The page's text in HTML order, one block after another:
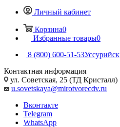
Личный кабинет
Корзина0
Избранные товары0
8 (800) 600-51-53Уссурийск
Контактная информация
ул. Советская, 25 (ТД Кристалл)
u.sovetskaya@mirotvorecdv.ru
Вконтакте
Telegram
WhatsApp